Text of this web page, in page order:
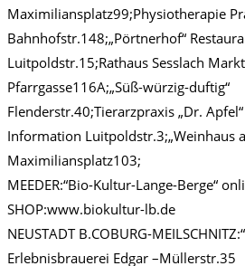
Maximiliansplatz99;Physiotherapie
Bahnhofstr.148;„Pörtnerhof“
Luitpoldstr.15;Rathaus Sesslach
Pfarrgasse116A;„Süß-würzig-duftig“
Flenderstr.40;Tierarzpraxis „Dr.
Information Luitpoldstr.3;„Weinhaus
Maximiliansplatz103;
MEEDER:“Bio-Kultur-Lange-Berge“
SHOP:www.biokultur-lb.de
NEUSTADT B.COBURG-
Erlebnisbrauerei Edgar –Müllerstr.35